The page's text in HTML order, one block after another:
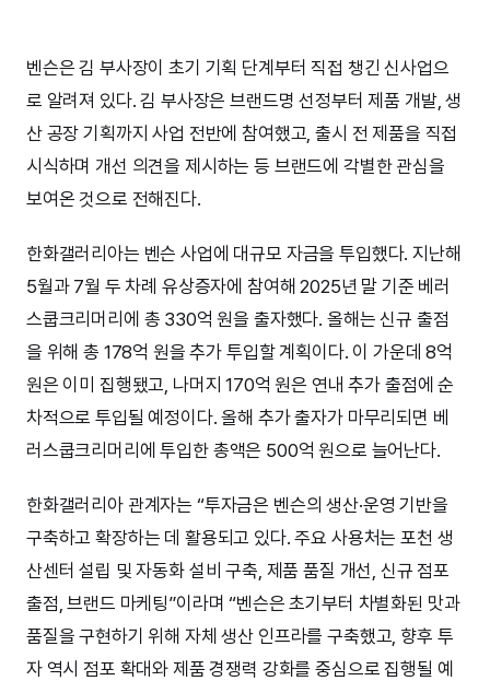
벤슨은 김 부사장이 초기 기획 단계부터 직접 챙긴 신사업으
로 알려져 있다. 김 부사장은 브랜드명 선정부터 제품 개발, 생
산 공장 기획까지 사업 전반에 참여했고, 출시 전 제품을 직접
시식하며 개선 의견을 제시하는 등 브랜드에 각별한 관심을
보여온 것으로 전해진다.
한화갤러리아는 벤슨 사업에 대규모 자금을 투입했다. 지난해
5월과 7월 두 차례 유상증자에 참여해 2025년 말 기준 베러
스쿱크리머리에 총 330억 원을 출자했다. 올해는 신규 출점
을 위해 총 178억 원을 추가 투입할 계획이다. 이 가운데 8억
원은 이미 집행됐고, 나머지 170억 원은 연내 추가 출점에 순
차적으로 투입될 예정이다. 올해 추가 출자가 마무리되면 베
러스쿱크리머리에 투입한 총액은 500억 원으로 늘어난다.
한화갤러리아 관계자는 “투자금은 벤슨의 생산·운영 기반을
구축하고 확장하는 데 활용되고 있다. 주요 사용처는 포천 생
산센터 설립 및 자동화 설비 구축, 제품 품질 개선, 신규 점포
출점, 브랜드 마케팅”이라며 “벤슨은 초기부터 차별화된 맛과
품질을 구현하기 위해 자체 생산 인프라를 구축했고, 향후 투
자 역시 점포 확대와 제품 경쟁력 강화를 중심으로 집행될 예